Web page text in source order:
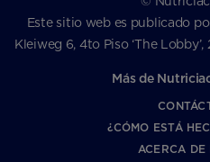
Este sitio web es publicado
Kleiweg 6, 4to Piso ‘The
Más de
¿CÓMO ESTÁ
ACERCA